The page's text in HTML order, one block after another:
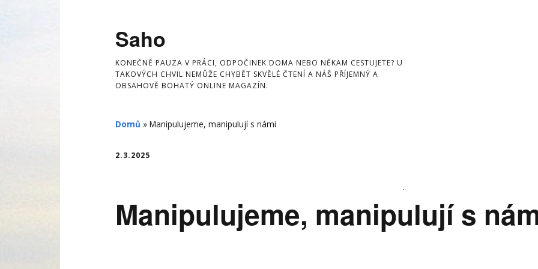
Saho
KONEČNĚ PAUZA V PRÁCI, ODPOČINEK DOMA NEBO NĚKAM CESTUJETE? U
TAKOVÝCH CHVIL NEMŮŽE CHYBĚT SKVĚLÉ ČTENÍ A NÁŠ PŘÍJEMNÝ A
OBSAHOVĚ BOHATÝ ONLINE MAGAZÍN.
Domů » Manipulujeme, manipulují s námi
2.3.2025
Manipulujeme, manipulují s